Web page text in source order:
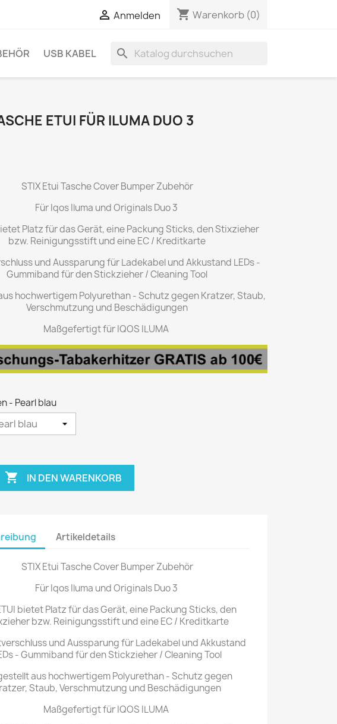
 Anmelden shopping_cart Warenkorb (0)
USB KABEL search
ETUI FÜR ILUMA DUO 3
STIX Etui Tasche Cover Bumper Zubehör
Für Iqos Iluma und Originals Duo 3
Platz für das Gerät, eine Packung Sticks, den Stixzieher
bzw. Reinigungsstift und eine EC / Kreditkarte
und Aussparung für Ladekabel und Akkustand LEDs -
Gummiband für den Stickzieher / Cleaning Tool
hochwertigem Polyurethan - Schutz gegen Kratzer, Staub,
Verschmutzung und Beschädigungen
Maßgefertigt für IQOS ILUMA
- Pearl blau
 IN DEN WARENKORB
Artikeldetails
STIX Etui Tasche Cover Bumper Zubehör
Für Iqos Iluma und Originals Duo 3
bietet Platz für das Gerät, eine Packung Sticks, den
bzw. Reinigungsstift und eine EC / Kreditkarte
und Aussparung für Ladekabel und Akkustand
- Gummiband für den Stickzieher / Cleaning Tool
aus hochwertigem Polyurethan - Schutz gegen
Staub, Verschmutzung und Beschädigungen
Maßgefertigt für IQOS ILUMA